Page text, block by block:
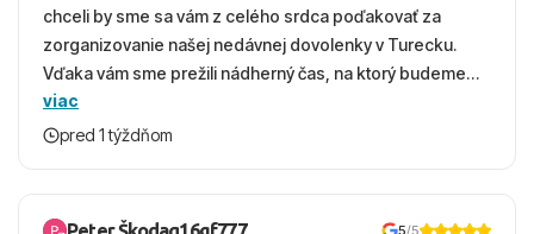
chceli by sme sa vám z celého srdca poďakovať za
zorganizovanie našej nedávnej dovolenky v Turecku.
Vďaka vám sme prežili nádherný čas, na ktorý budeme
ešte dlho s úsmevom spomínať. ​Všetko prebehlo
absolútne hladko – od prvotného výberu zájazdu, cez
bola to trefa do čierneho! ​Čo nás dostalo najviac: ​Skvelé
viac
pred 1 týždňom